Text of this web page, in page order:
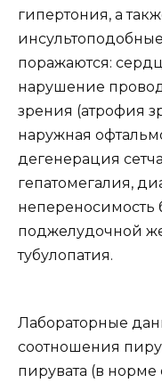
гипертония, а
поражаются:
нарушение
зрения (атрофия
наружная
дегенерация
гепатомегалия,
непереносимость
поджелудочной
тубулопатия.
Лабораторные
соотношения
пирувата (в норме